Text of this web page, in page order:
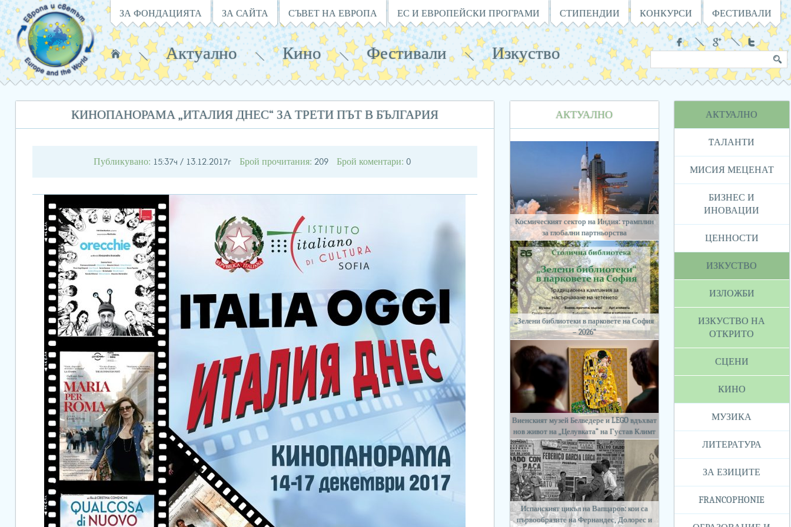
Навигация
ЗА ФОНДАЦИЯТА ЗА САЙТА СЪВЕТ НА ЕВРОПА ЕС И ЕВРОПЕЙСКИ ПРОГРАМИ СТИПЕНДИИ КОНКУРСИ ФЕСТИВАЛИ
Социални
Търсене
в
сайта
Ключова
дума
Намирате
се
Актуално Кино Фестивали Изкуство
Навигация
АКТУАЛНО
TАЛАНТИ
МИСИЯ МЕЦЕНАТ
БИЗНЕС И
ИНОВАЦИИ
ЦЕННОСТИ
ИЗКУСТВО
ИЗЛОЖБИ
ИЗКУСТВО НА
ОТКРИТО
СЦЕНИ
КИНО
МУЗИКА
ЛИТЕРАТУРА
ЗА ЕЗИЦИТЕ
FRANCOPHONIE
КИНОПАНОРАМА „ИТАЛИЯ ДНЕС“ ЗА ТРЕТИ ПЪТ В БЪЛГАРИЯ
Публикувано: 15:37ч / 13.12.2017г Брой прочитания: 209 Брой коментари: 0
АКТУАЛНО
Космическият сектор на Индия: трамплин
за глобални партньорства
„Зелени библиотеки в парковете на София
– 2026“
Виенският музей Белведере и LEGO вдъхват
нов живот на „Целувката“ на Густав Климт
Испанският цикъл на Вапцаров: кои са
първообразите на Фернандес, Долорес и